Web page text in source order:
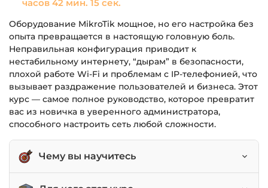
часов 42 мин. 15 сек.
Оборудование MikroTik мощное, но его настройка без
опыта превращается в настоящую головную боль.
Неправильная конфигурация приводит к
нестабильному интернету, “дырам” в безопасности,
плохой работе Wi-Fi и проблемам с IP-телефонией, что
вызывает раздражение пользователей и бизнеса. Этот
курс — самое полное руководство, которое превратит
вас из новичка в уверенного администратора,
способного настроить сеть любой сложности.
Чему вы научитесь